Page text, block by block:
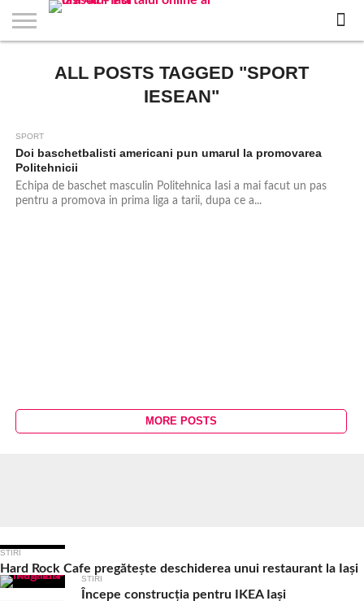
STIRI
APARTAMENTE
NOI IASI
STIRI
JOBS
FILME
CLUBURI /
DISCOTECI
BARURI /
CAFENELE
SALI DE
FORTA
SALOANE DE
INFRUMUSETARE
AGENTII
RESTAURANTE
IN IASI
PIZZA
PISCINA
IN IASI
FLORARII
RADIO
LIVE
SPALATORII
AUTO
TRACTARI
AUTO
CINEMA
TEATRU
HOTELURI
TEREN
SPORTIV
TEREN
TENIS
FARMACII
NON
COFFEE-
TO-GO
FIRME DE
PUBLICITATE
RENTALL POSTS TAGGED "SPORT
IESEAN"
SPORT
Doi baschetbalisti americani pun umarul la promovarea
Politehnicii
Echipa de baschet masculin Politehnica Iasi a mai facut un pas
pentru a promova in prima liga a tarii, dupa ce a...
MORE POSTS
STIRI
Hard Rock Cafe pregătește deschiderea unui restaurant la Iași
STIRI
Începe construcția pentru IKEA Iași